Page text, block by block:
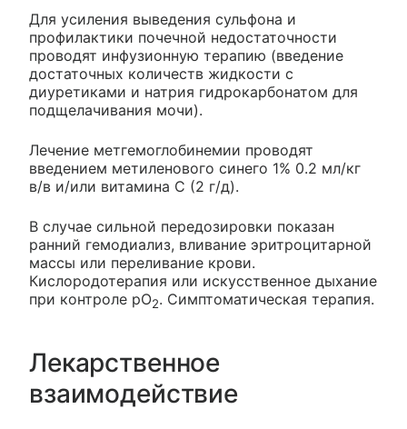
Для усиления выведения сульфона и
профилактики почечной недостаточности
проводят инфузионную терапию (введение
достаточных количеств жидкости с
диуретиками и натрия гидрокарбонатом для
подщелачивания мочи).
Лечение метгемоглобинемии проводят
введением метиленового синего 1% 0.2 мл/кг
в/в и/или витамина С (2 г/д).
В случае сильной передозировки показан
ранний гемодиализ, вливание эритроцитарной
массы или переливание крови.
Кислородотерапия или искусственное дыхание
при контроле рО2. Симптоматическая терапия.
Лекарственное
взаимодействие